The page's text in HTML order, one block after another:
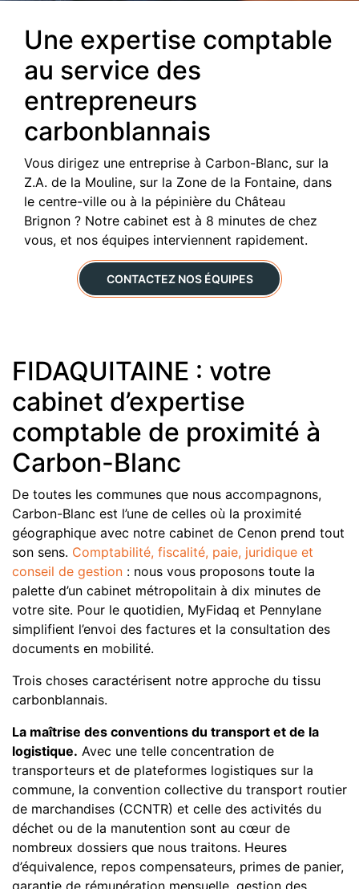
Une expertise comptable
au service des
entrepreneurs
carbonblannais
Vous dirigez une entreprise à Carbon-Blanc, sur la
Z.A. de la Mouline, sur la Zone de la Fontaine, dans
le centre-ville ou à la pépinière du Château
Brignon ? Notre cabinet est à 8 minutes de chez
vous, et nos équipes interviennent rapidement.
CONTACTEZ NOS ÉQUIPES
FIDAQUITAINE : votre
cabinet d’expertise
comptable de proximité à
Carbon-Blanc
De toutes les communes que nous accompagnons,
Carbon-Blanc est l’une de celles où la proximité
géographique avec notre cabinet de Cenon prend tout
son sens. Comptabilité, fiscalité, paie, juridique et
conseil de gestion : nous vous proposons toute la
palette d’un cabinet métropolitain à dix minutes de
votre site. Pour le quotidien, MyFidaq et Pennylane
simplifient l’envoi des factures et la consultation des
documents en mobilité.
Trois choses caractérisent notre approche du tissu
carbonblannais.
La maîtrise des conventions du transport et de la
logistique. Avec une telle concentration de
transporteurs et de plateformes logistiques sur la
commune, la convention collective du transport routier
de marchandises (CCNTR) et celle des activités du
déchet ou de la manutention sont au cœur de
nombreux dossiers que nous traitons. Heures
d’équivalence, repos compensateurs, primes de panier,
garantie de rémunération mensuelle, gestion des